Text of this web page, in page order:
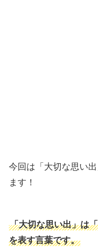
今回は「大切な思い
ます！
「大切な思い出」は
を表す言葉です。